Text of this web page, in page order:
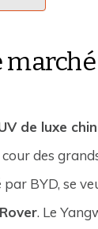
de luxe
des
par BYD, se
. Le